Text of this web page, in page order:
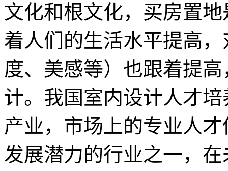
文化和根文化，买房置
着人们的生活水平提高
度、美感等）也跟着提
计。我国室内设计人才
产业，市场上的专业人
发展潜力的行业之一，